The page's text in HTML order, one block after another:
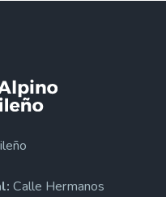
Calle Hermanos